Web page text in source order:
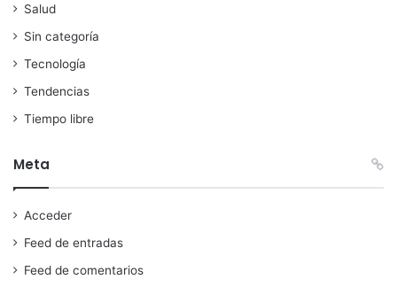
Salud
Sin categoría
Tecnología
Tendencias
Tiempo libre
Meta
Acceder
Feed de entradas
Feed de comentarios